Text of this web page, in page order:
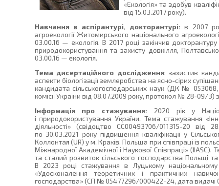
«Екологія» та здобув
від 15.03.2017 року).
Навчання в аспірантурі, докторантурі: в 2007
агроекології Житомирського національного
03.00.16 — екологія. В 2017 році закінчив
природокористування та захисту довкілля,
03.00.16 — екологія.
Тема дисертаційного дослідження: захистив
аспекти біологізації землеробства на ясно-сірих
кандидата сільськогосподарських наук (ДК № 053068,
комісії України від 08.07.2009 року, протокол № 28-09/3)
Інформація про стажування: 2020 рік у
і природокористування України. Тема стажування
діяльності» (свідоцтво СС00493706/011315-20 від
по 30.03.2021 року підвищення кваліфікації у
Коллонтая (UR) у м. Краків, Польща при співпраці із
Міжнародної Академічної і Наукової Співпраці» (IIASC).
та сталий розвиток сільського господарства Польщі
В 2023 році стажування в Луцькому національному
«Удосконалення теоретичних і практичних
господарства» (СП № 05477296/000422-24, дата видачі